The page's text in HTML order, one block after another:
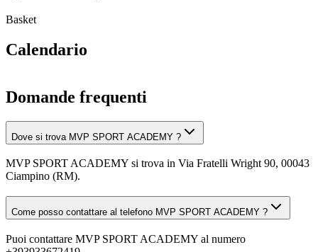
Basket
Calendario
Domande frequenti
Dove si trova MVP SPORT ACADEMY ?
MVP SPORT ACADEMY si trova in Via Fratelli Wright 90, 00043
Ciampino (RM).
Come posso contattare al telefono MVP SPORT ACADEMY ?
Puoi contattare MVP SPORT ACADEMY al numero